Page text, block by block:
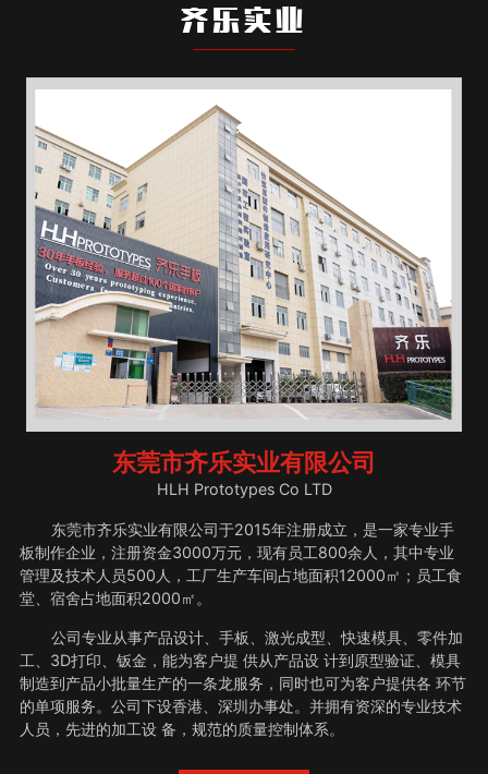
齐乐实业
东莞市齐乐实业有限公司
HLH Prototypes Co LTD
东莞市齐乐实业有限公司于2015年注册成立，是一家专业手
板制作企业，注册资金3000万元，现有员工800余人，其中专业
管理及技术人员500人，工厂生产车间占地面积12000㎡；员工食
堂、宿舍占地面积2000㎡。
公司专业从事产品设计、手板、激光成型、快速模具、零件加
工、3D打印、钣金，能为客户提 供从产品设 计到原型验证、模具
制造到产品小批量生产的一条龙服务，同时也可为客户提供各 环节
的单项服务。公司下设香港、深圳办事处。并拥有资深的专业技术
人员，先进的加工设 备，规范的质量控制体系。